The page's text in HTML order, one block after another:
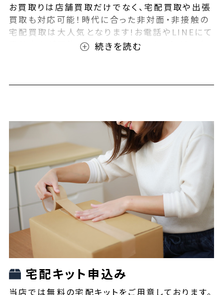
お買取りは店舗買取だけでなく、宅配買取や出張
買取も対応可能！時代に合った非対面・非接触の
宅配買取は大人気となります!お電話やLINEにて
事前査定が可能となっております！また無料の宅
宅配キット申込み
当店では無料の宅配キットをご用意しております。